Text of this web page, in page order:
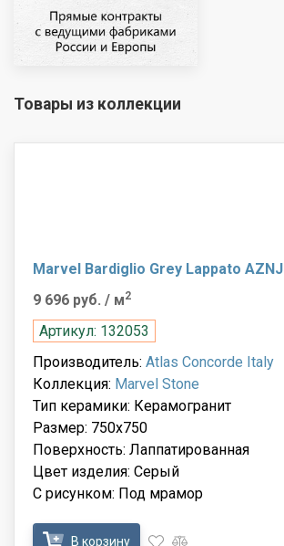
Товары из коллекции
Marvel Bardiglio Grey Lappato AZNJ
9 696 руб. / м2
Артикул: 132053
Производитель: Atlas Concorde Italy
Коллекция: Marvel Stone
Тип керамики: Керамогранит
Размер: 750x750
Поверхность: Лаппатированная
Цвет изделия: Серый
С рисунком: Под мрамор
В корзину